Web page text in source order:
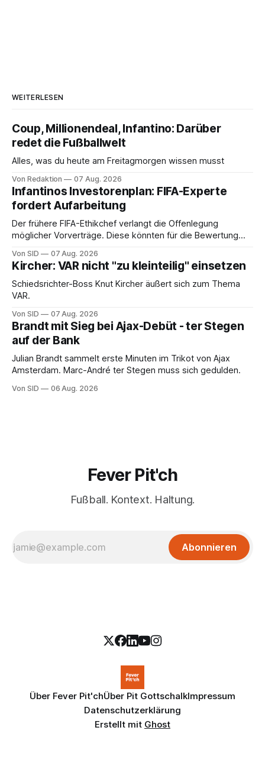
WEITERLESEN
Coup, Millionendeal, Infantino: Darüber
redet die Fußballwelt
Alles, was du heute am Freitagmorgen wissen musst
Von Redaktion 07 Aug. 2026
Infantinos Investorenplan: FIFA-Experte
fordert Aufarbeitung
Der frühere FIFA-Ethikchef verlangt die Offenlegung
möglicher Vorverträge. Diese könnten für die Bewertung
Von SID 07 Aug. 2026
Kircher: VAR nicht "zu kleinteilig" einsetzen
Schiedsrichter-Boss Knut Kircher äußert sich zum Thema
VAR.
Von SID 07 Aug. 2026
Brandt mit Sieg bei Ajax-Debüt - ter Stegen
auf der Bank
Julian Brandt sammelt erste Minuten im Trikot von Ajax
Amsterdam. Marc-André ter Stegen muss sich gedulden.
Von SID 06 Aug. 2026
Fever Pit'ch
Fußball. Kontext. Haltung.
Abonnieren
Über Fever Pit'chÜber Pit GottschalkImpressum
Datenschutzerklärung
Erstellt mit Ghost